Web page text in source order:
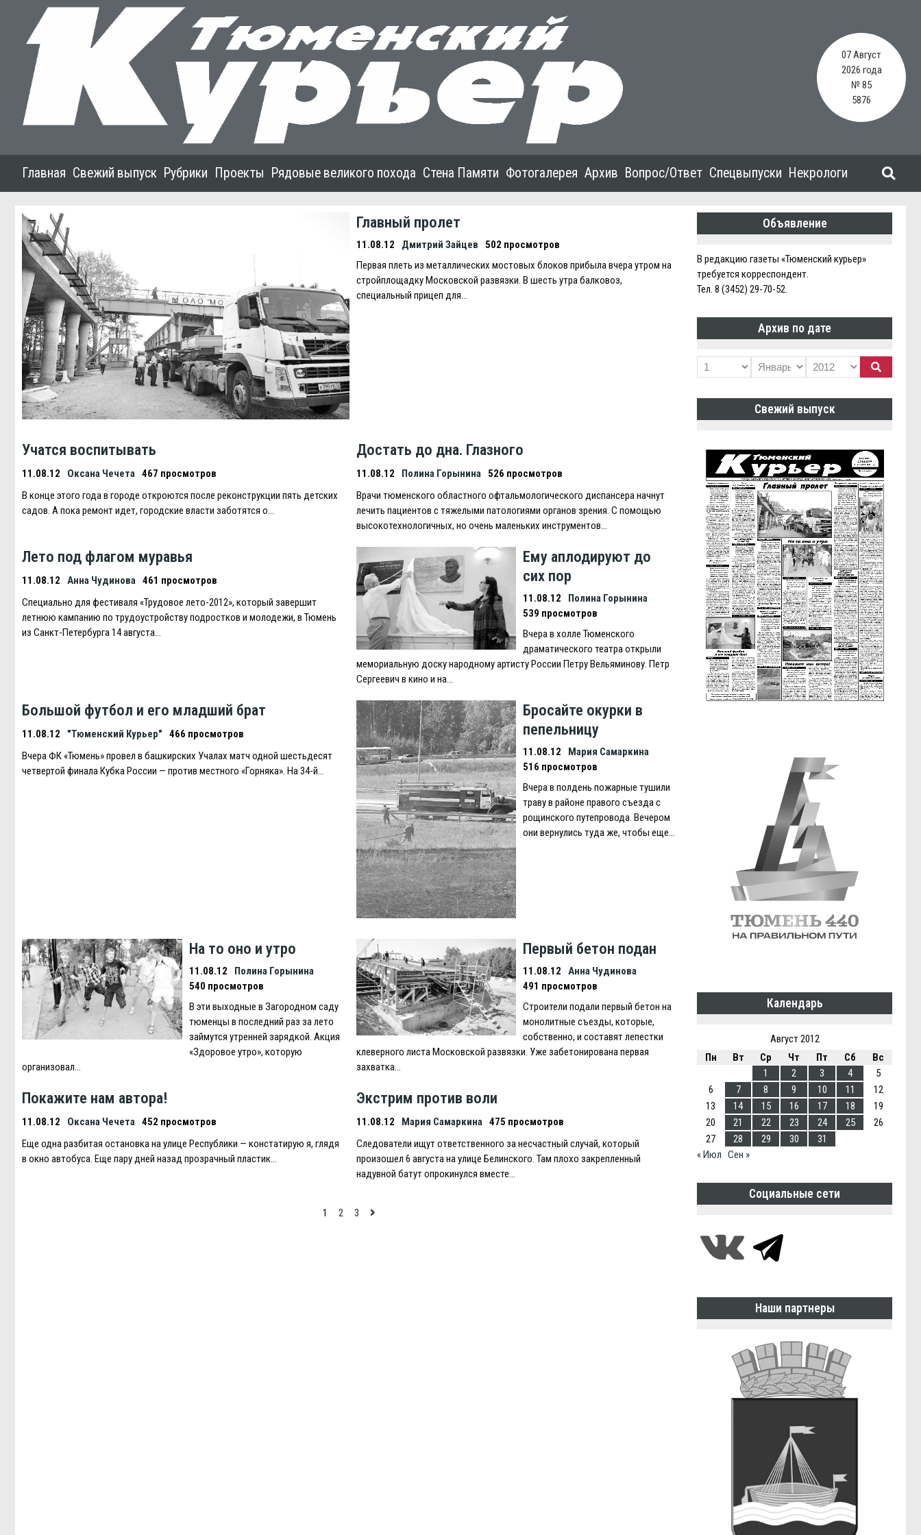
07 Август
2026 года
№ 85
5876
Главная Свежий выпуск Рубрики Проекты Рядовые великого похода Стена Памяти Фотогалерея Архив Вопрос/Ответ Спецвыпуски Некрологи
Главный пролет
11.08.12 Дмитрий Зайцев
502 просмотров
Первая плеть из металлических мостовых блоков прибыла вчера утром на
стройплощадку Московской развязки. В шесть утра балковоз,
специальный прицеп для…
Учатся воспитывать
11.08.12 Оксана Чечета 467 просмотров
В конце этого года в городе откроются после реконструкции пять детских
садов. А пока ремонт идет, городские власти заботятся о…
Достать до дна. Глазного
11.08.12 Полина Горынина 526 просмотров
Врачи тюменского областного офтальмологического диспансера начнут
лечить пациентов с тяжелыми патологиями органов зрения. С помощью
высокотехнологичных, но очень маленьких инструментов…
Лето под флагом муравья
11.08.12 Анна Чудинова 461 просмотров
Специально для фестиваля «Трудовое лето-2012», который завершит
летнюю кампанию по трудоустройству подростков и молодежи, в Тюмень
из Санкт-Петербурга 14 августа…
Ему аплодируют до
сих пор
11.08.12
Полина Горынина
539 просмотров
Вчера в холле Тюменского
драматического театра открыли
мемориальную доску народному артисту России Петру Вельяминову. Петр
Сергеевич в кино и на…
Большой футбол и его младший брат
11.08.12 "Тюменский Курьер"
466 просмотров
Вчера ФК «Тюмень» провел в башкирских Учалах матч одной шестьдесят
четвертой финала Кубка России — против местного «Горняка». На 34-й…
Бросайте окурки в
пепельницу
11.08.12
Мария Самаркина
516 просмотров
Вчера в полдень пожарные тушили
траву в районе правого съезда с
рощинского путепровода. Вечером
они вернулись туда же, чтобы еще…
На то оно и утро
11.08.12
Полина Горынина
540 просмотров
В эти выходные в Загородном саду
тюменцы в последний раз за лето
займутся утренней зарядкой. Акция
«Здоровое утро», которую
организовал…
Первый бетон подан
11.08.12
Анна Чудинова
491 просмотров
Строители подали первый бетон на
монолитные съезды, которые,
собственно, и составят лепестки
клеверного листа Московской развязки. Уже забетонирована первая
захватка…
Покажите нам автора!
11.08.12 Оксана Чечета 452 просмотров
Еще одна разбитая остановка на улице Республики — констатирую я, глядя
в окно автобуса. Еще пару дней назад прозрачный пластик…
Экстрим против воли
11.08.12 Мария Самаркина 475 просмотров
Следователи ищут ответственного за несчастный случай, который
произошел 6 августа на улице Белинского. Там плохо закрепленный
надувной батут опрокинулся вместе…
1 2 3
Объявление
В редакцию газеты «Тюменский курьер»
требуется корреспондент.
Тел. 8 (3452) 29-70-52.
Архив по дате
Свежий выпуск
Календарь
Август 2012
Пн
Вт Ср Чт Пт Сб
Вс
1
2 3 4
5
6
7 8 9 10 11
12
13
14 15 16 17 18
19
20
21 22 23 24 25
26
27
28 29 30
31
« Июл Сен »
Социальные сети
Наши партнеры